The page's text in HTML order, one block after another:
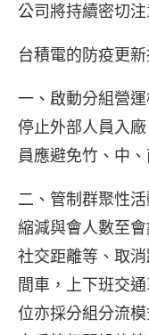
公司將持續密切
台積電的防疫更
一、啟動分組營
停止外部人員入
員應避免竹、中
二、管制群聚性
縮減與會人數至
社交距離等、取
間車，上下班交
位亦採分組分流